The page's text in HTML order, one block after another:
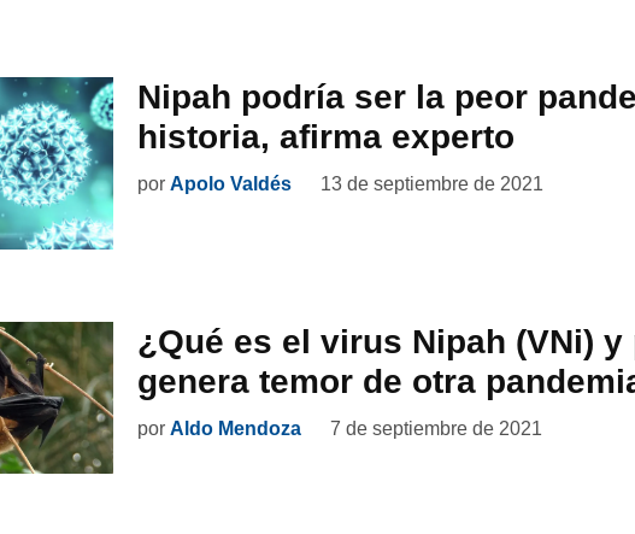
Nipah podría ser la peor
historia, afirma experto
por Apolo Valdés 13 de septiembre de 2021
¿Qué es el virus Nipah (VNi) y
genera temor de otra
por Aldo Mendoza 7 de septiembre de 2021